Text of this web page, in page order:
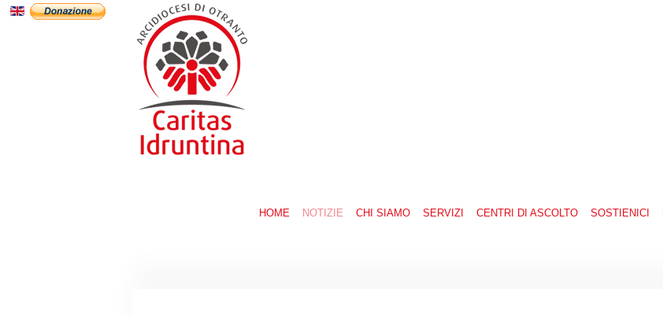
HOME NOTIZIE CHI SIAMO SERVIZI CENTRI DI ASCOLTO SOSTIENICI